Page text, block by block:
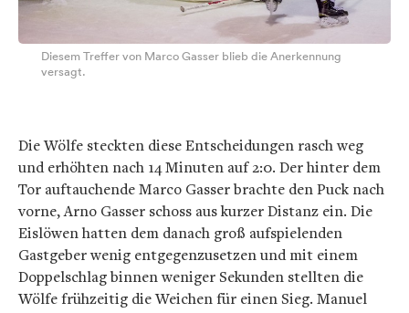
Diesem Treffer von Marco Gasser blieb die Anerkennung
versagt.
Die Wölfe steckten diese Entscheidungen rasch weg
und erhöhten nach 14 Minuten auf 2:0. Der hinter dem
Tor auftauchende Marco Gasser brachte den Puck nach
vorne, Arno Gasser schoss aus kurzer Distanz ein. Die
Eislöwen hatten dem danach groß aufspielenden
Gastgeber wenig entgegenzusetzen und mit einem
Doppelschlag binnen weniger Sekunden stellten die
Wölfe frühzeitig die Weichen für einen Sieg. Manuel